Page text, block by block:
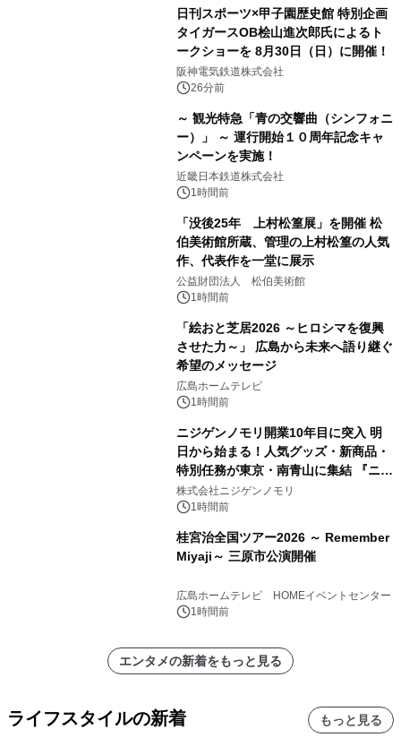
日刊スポーツ×甲子園歴史館 特別企画
タイガースOB桧山進次郎氏によるト
ークショーを 8月30日（日）に開催！
阪神電気鉄道株式会社
26分前
～ 観光特急「青の交響曲（シンフォニ
ー）」 ～ 運行開始１０周年記念キャ
ンペーンを実施！
近畿日本鉄道株式会社
1時間前
「没後25年 上村松篁展」を開催 松
伯美術館所蔵、管理の上村松篁の人気
作、代表作を一堂に展示
公益財団法人 松伯美術館
1時間前
「絵おと芝居2026 ～ヒロシマを復興
させた力～」 広島から未来へ語り継ぐ
希望のメッセージ
広島ホームテレビ
1時間前
ニジゲンノモリ開業10年目に突入 明
日から始まる！人気グッズ・新商品・
特別任務が東京・南青山に集結 『ニジ
ゲンノモリ POPUPストア in Annex
Aoyama』
株式会社ニジゲンノモリ
1時間前
桂宮治全国ツアー2026 ～ Remember
Miyaji～ 三原市公演開催
広島ホームテレビ HOMEイベントセンター
1時間前
エンタメの新着をもっと見る
ライフスタイルの新着 もっと見る